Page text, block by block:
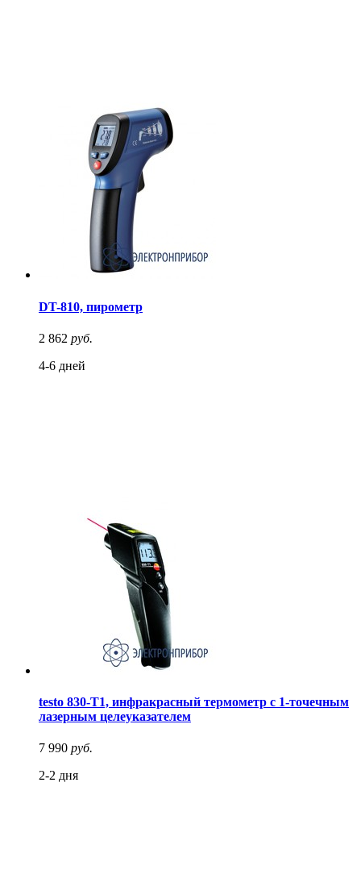
DT-810, пирометр
2 862 руб.
4-6 дней
testo 830-T1, инфракрасный термометр с 1-точечным
лазерным целеуказателем
7 990 руб.
2-2 дня